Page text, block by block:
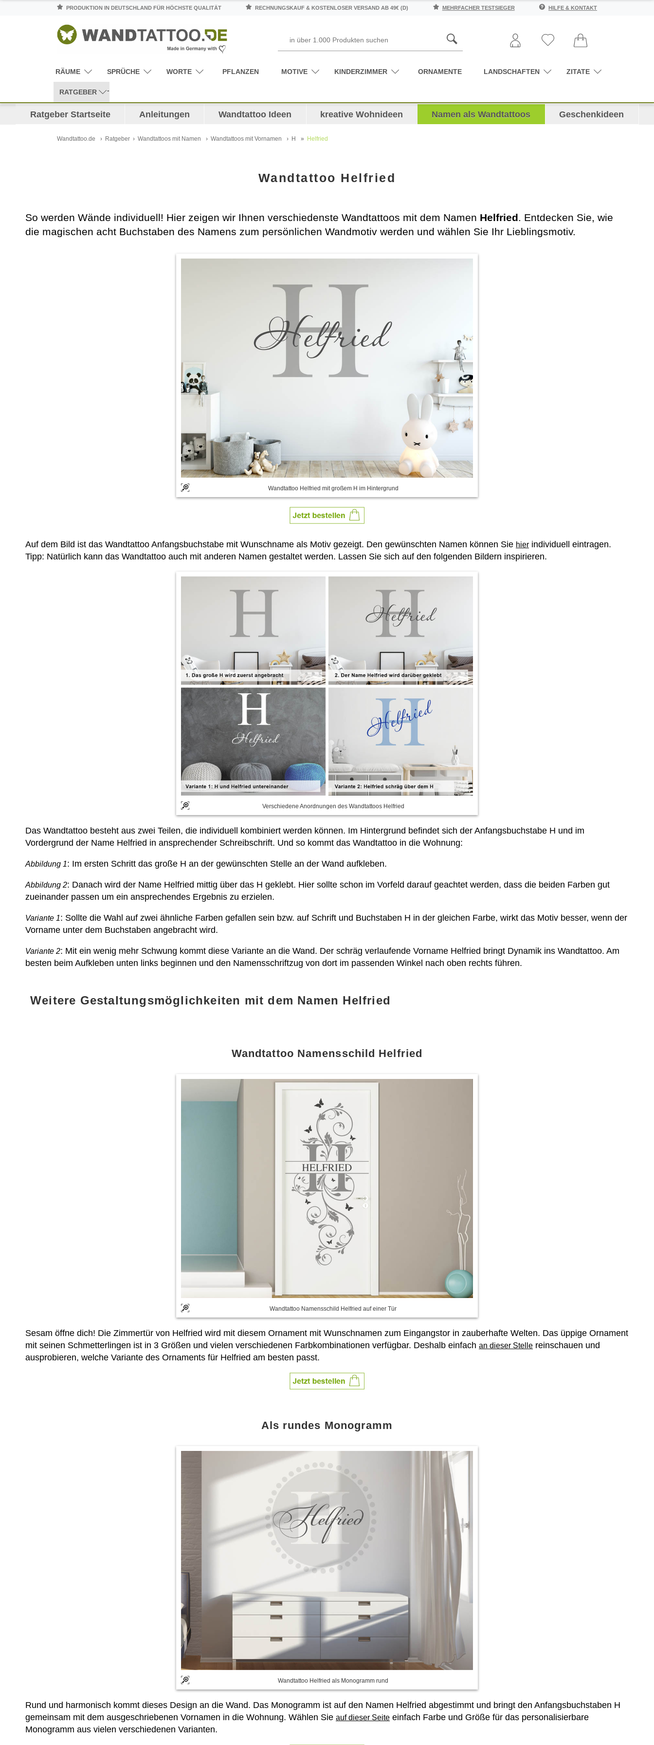
PRODUKTION IN DEUTSCHLAND FÜR HÖCHSTE QUALITÄT RECHNUNGSKAUF & KOSTENLOSER VERSAND AB 49€ (D) MEHRFACHER TESTSIEGER HILFE & KONTAKT
RÄUME SPRÜCHE WORTE PFLANZEN MOTIVE KINDERZIMMER ORNAMENTE LANDSCHAFTEN ZITATE
RATGEBER
Ratgeber Startseite Anleitungen Wandtattoo Ideen kreative Wohnideen Namen als Wandtattoos Geschenkideen
Wandtattoo.de Ratgeber Wandtattoos mit Namen Wandtattoos mit Vornamen H Helfried
Wandtattoo Helfried
So werden Wände individuell! Hier zeigen wir Ihnen verschiedenste Wandtattoos mit dem Namen Helfried. Entdecken Sie, wie
die magischen acht Buchstaben des Namens zum persönlichen Wandmotiv werden und wählen Sie Ihr Lieblingsmotiv.
Wandtattoo Helfried mit großem H im Hintergrund
Auf dem Bild ist das Wandtattoo Anfangsbuchstabe mit Wunschname als Motiv gezeigt. Den gewünschten Namen können Sie hier individuell eintragen.
Tipp: Natürlich kann das Wandtattoo auch mit anderen Namen gestaltet werden. Lassen Sie sich auf den folgenden Bildern inspirieren.
Verschiedene Anordnungen des Wandtattoos Helfried
Das Wandtattoo besteht aus zwei Teilen, die individuell kombiniert werden können. Im Hintergrund befindet sich der Anfangsbuchstabe H und im
Vordergrund der Name Helfried in ansprechender Schreibschrift. Und so kommt das Wandtattoo in die Wohnung:
Abbildung 1: Im ersten Schritt das große H an der gewünschten Stelle an der Wand aufkleben.
Abbildung 2: Danach wird der Name Helfried mittig über das H geklebt. Hier sollte schon im Vorfeld darauf geachtet werden, dass die beiden Farben gut
zueinander passen um ein ansprechendes Ergebnis zu erzielen.
Variante 1: Sollte die Wahl auf zwei ähnliche Farben gefallen sein bzw. auf Schrift und Buchstaben H in der gleichen Farbe, wirkt das Motiv besser, wenn der
Vorname unter dem Buchstaben angebracht wird.
Variante 2: Mit ein wenig mehr Schwung kommt diese Variante an die Wand. Der schräg verlaufende Vorname Helfried bringt Dynamik ins Wandtattoo. Am
besten beim Aufkleben unten links beginnen und den Namensschriftzug von dort im passenden Winkel nach oben rechts führen.
Weitere Gestaltungsmöglichkeiten mit dem Namen Helfried
Wandtattoo Namensschild Helfried
Wandtattoo Namensschild Helfried auf einer Tür
Sesam öffne dich! Die Zimmertür von Helfried wird mit diesem Ornament mit Wunschnamen zum Eingangstor in zauberhafte Welten. Das üppige Ornament
mit seinen Schmetterlingen ist in 3 Größen und vielen verschiedenen Farbkombinationen verfügbar. Deshalb einfach an dieser Stelle reinschauen und
ausprobieren, welche Variante des Ornaments für Helfried am besten passt.
Als rundes Monogramm
Wandtattoo Helfried als Monogramm rund
Rund und harmonisch kommt dieses Design an die Wand. Das Monogramm ist auf den Namen Helfried abgestimmt und bringt den Anfangsbuchstaben H
gemeinsam mit dem ausgeschriebenen Vornamen in die Wohnung. Wählen Sie auf dieser Seite einfach Farbe und Größe für das personalisierbare
Monogramm aus vielen verschiedenen Varianten.